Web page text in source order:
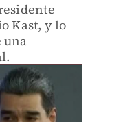
Kast, y lo
una